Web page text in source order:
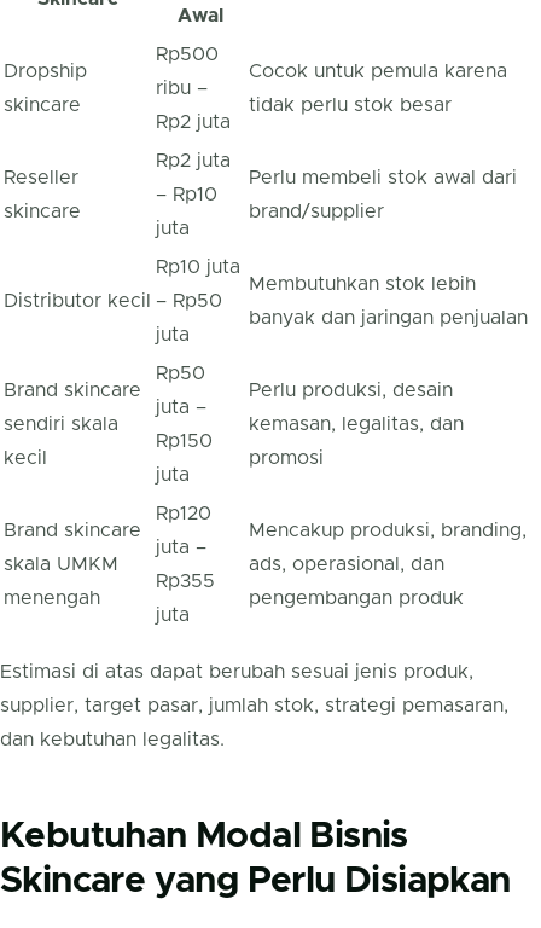
Awal
Dropship
skincare
Rp500
ribu –
Rp2 juta
Cocok untuk pemula karena
tidak perlu stok besar
Reseller
skincare
Rp2 juta
– Rp10
juta
Perlu membeli stok awal dari
brand/supplier
Distributor kecil
Rp10 juta
– Rp50
juta
Membutuhkan stok lebih
banyak dan jaringan penjualan
Brand skincare
sendiri skala
kecil
Rp50
juta –
Rp150
juta
Perlu produksi, desain
kemasan, legalitas, dan
promosi
Brand skincare
skala UMKM
menengah
Rp120
juta –
Rp355
juta
Mencakup produksi, branding,
ads, operasional, dan
pengembangan produk
Estimasi di atas dapat berubah sesuai jenis produk,
supplier, target pasar, jumlah stok, strategi pemasaran,
dan kebutuhan legalitas.
Kebutuhan Modal Bisnis
Skincare yang Perlu Disiapkan